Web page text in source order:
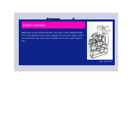
Open vormen
Wanneer je de binnenruimte van een vorm gedeeltelijk
of in zijn geheel kan zien spreek je van een open vorm.
Je kunt door de vorm heen kijken of in de vorm kijken.,
etc.
Beeld: Publiek Domein